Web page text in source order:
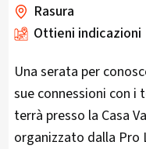
Rasura
Ottieni indicazioni
Una serata per
sue connessioni con i
terrà presso la Casa
organizzato dalla Pro